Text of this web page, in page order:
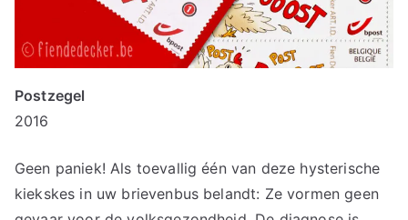
Postzegel
2016
Geen paniek! Als toevallig één van deze hysterische
kiekskes in uw brievenbus belandt: Ze vormen geen